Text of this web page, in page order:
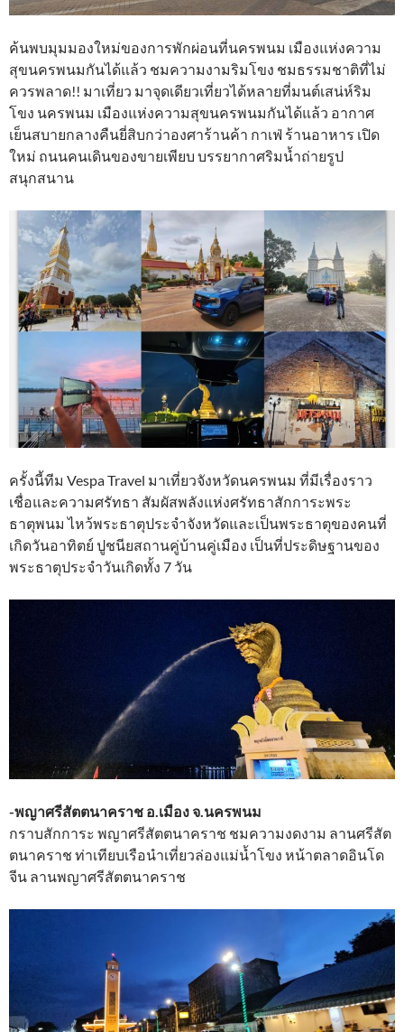
ค้นพบมุมมองใหม่ของการพักผ่อนที่นครพนม เมืองแห่งความ
สุขนครพนมกันได้แล้ว ชมความงามริมโขง ชมธรรมชาติที่ไม่
ควรพลาด!! มาเที่ยว มาจุดเดียวเที่ยวได้หลายที่มนต์เสน่ห์ริม
โขง นครพนม เมืองแห่งความสุขนครพนมกันได้แล้ว อากาศ
เย็นสบายกลางคืนยี่สิบกว่าองศาร้านค้า กาเฟ่ ร้านอาหาร เปิด
ใหม่ ถนนคนเดินของขายเพียบ บรรยากาศริมน้ำถ่ายรูป
สนุกสนาน
ครั้งนี้ทีม Vespa Travel มาเที่ยวจังหวัดนครพนม ที่มีเรื่องราว
เชื่อและความศรัทธา สัมผัสพลังแห่งศรัทธาสักการะพระ
ธาตุพนม ไหว้พระธาตุประจำจังหวัดและเป็นพระธาตุของคนที่
เกิดวันอาทิตย์ ปูชนียสถานคู่บ้านคู่เมือง เป็นที่ประดิษฐานของ
พระธาตุประจำวันเกิดทั้ง 7 วัน
-พญาศรีสัตตนาคราช อ.เมือง จ.นครพนม
กราบสักการะ พญาศรีสัตตนาคราช ชมความงดงาม ลานศรีสัต
ตนาคราช ท่าเทียบเรือนำเที่ยวล่องแม่น้ำโขง หน้าตลาดอินโด
จีน ลานพญาศรีสัตตนาคราช